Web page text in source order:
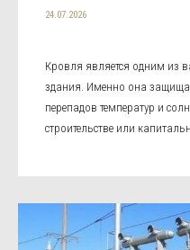
24.07.2026
Кровля является одним из
здания. Именно она
перепадов температур и
строительстве или